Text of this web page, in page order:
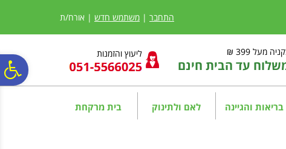
נגישות
אתר
המרכזי התחבר | משתמש חדש | אורח/ת
מעל 399 ₪
עד הבית חינם
ליעוץ והזמנות
בריאות והגיינה לאם ולתינוק בית מרקחת